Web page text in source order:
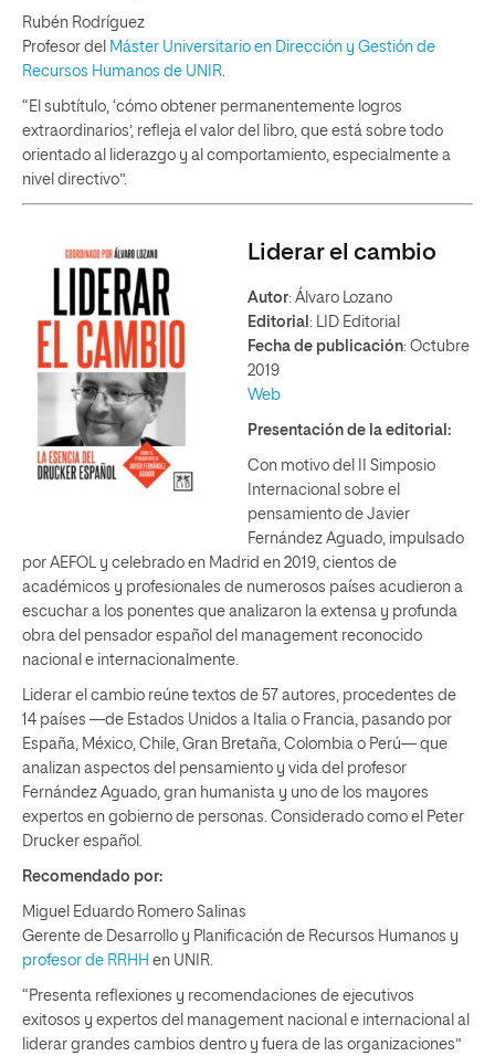
Rubén Rodríguez
Profesor del Máster Universitario en Dirección y Gestión de
Recursos Humanos de UNIR
“El subtítulo, ‘cómo obtener permanentemente logros
extraordinarios’, refleja el valor del libro, que está sobre todo
orientado al liderazgo y al comportamiento, especialmente a
nivel directivo”.
Liderar el cambio
Autor: Álvaro Lozano
Editorial : LID Editorial
Fecha de publicación: Octubre
2019
Web
Presentación de la editorial:
Con motivo del II Simposio
Internacional sobre el
pensamiento de Javier
Fernández Aguado, impulsado
por AEFOL y celebrado en Madrid en 2019, cientos de
académicos y profesionales de numerosos países acudieron a
escuchar a los ponentes que analizaron la extensa y profunda
obra del pensador español del management reconocido
nacional e internacionalmente.
Liderar el cambio reúne textos de 57 autores, procedentes de
14 países —de Estados Unidos a Italia o Francia, pasando por
España, México, Chile, Gran Bretaña, Colombia o Perú— que
analizan aspectos del pensamiento y vida del profesor
Fernández Aguado, gran humanista y uno de los mayores
expertos en gobierno de personas. Considerado como el Peter
Drucker español.
Recomendado por:
Miguel Eduardo Romero Salinas
Gerente de Desarrollo y Planificación de Recursos Humanos y
profesor de RRHH en UNIR.
“Presenta reflexiones y recomendaciones de ejecutivos
exitosos y expertos del management nacional e internacional al
liderar grandes cambios dentro y fuera de las organizaciones”